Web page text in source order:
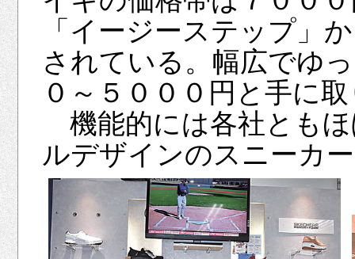
「イージーステップ」
されている。幅広でゆ
０～５０００円と手に
機能的には各社とも
ルデザインのスニーカ